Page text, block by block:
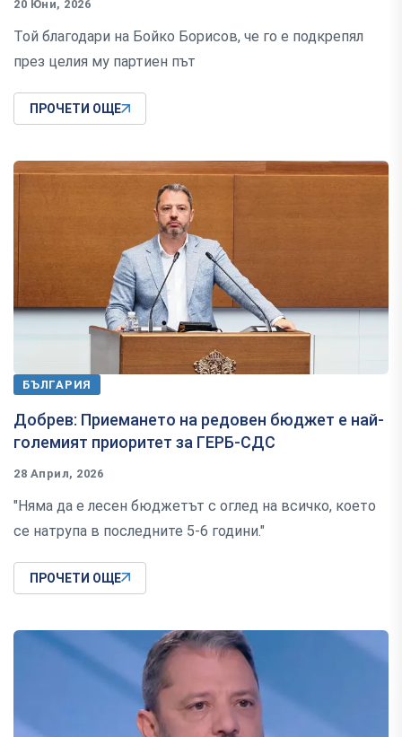
20 Юни, 2026
Той благодари на Бойко Борисов, че го е подкрепял
през целия му партиен път
ПРОЧЕТИ ОЩЕ
БЪЛГАРИЯ
Добрев: Приемането на редовен бюджет е най-
големият приоритет за ГЕРБ-СДС
28 Април, 2026
"Няма да е лесен бюджетът с оглед на всичко, което
се натрупа в последните 5-6 години."
ПРОЧЕТИ ОЩЕ